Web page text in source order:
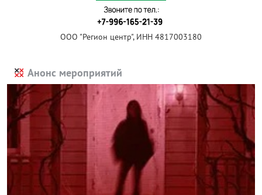
ООО "Регион центр", ИНН 4817003180
Анонс мероприятий